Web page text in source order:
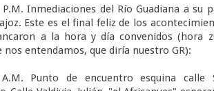
P.M. Inmediaciones del Río Guadiana a su
Este es el final feliz de los
a la hora y día convenidos (hora
nos entendamos, que diría nuestro GR):
Punto de encuentro esquina calle